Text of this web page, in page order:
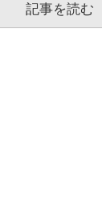
記事を読む